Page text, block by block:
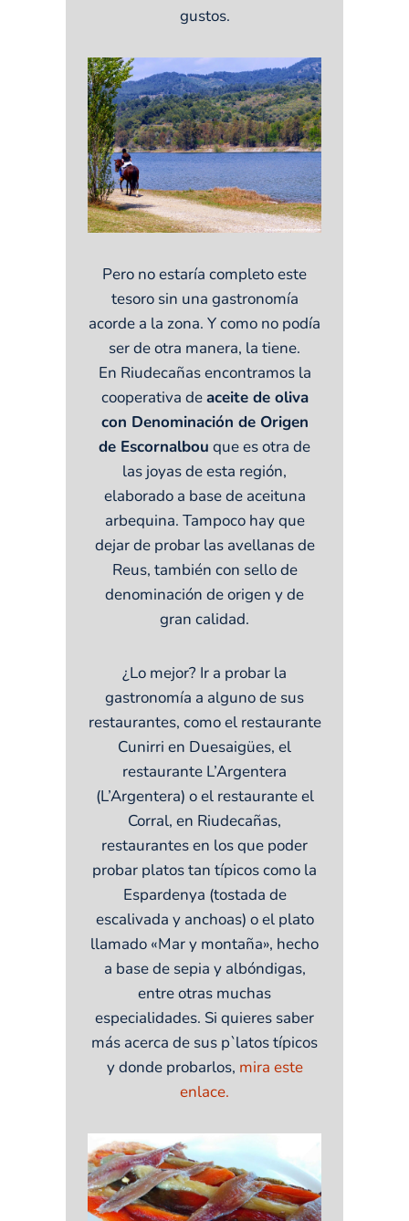
gustos.
Pero no estaría completo este
tesoro sin una gastronomía
acorde a la zona. Y como no podía
ser de otra manera, la tiene.
En Riudecañas encontramos la
cooperativa deaceite de oliva
con Denominación de Origen
de Escornalbou que es otra de
las joyas de esta región,
elaborado a base de aceituna
arbequina. Tampoco hay que
dejar de probar las avellanas de
Reus, también con sello de
denominación de origen y de
gran calidad.
¿Lo mejor? Ir a probar la
gastronomía a alguno de sus
restaurantes, como el restaurante
Cunirri en Duesaigües, el
restaurante L’Argentera
(L’Argentera) o el restaurante el
Corral, en Riudecañas,
restaurantes en los que poder
probar platos tan típicos como la
Espardenya (tostada de
escalivada y anchoas) o el plato
llamado «Mar y montaña», hecho
a base de sepia y albóndigas,
entre otras muchas
especialidades. Si quieres saber
más acerca de sus p`latos típicos
y donde probarlos, mira este
enlace.